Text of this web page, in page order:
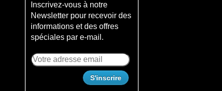
Inscrivez-vous à notre
Newsletter pour recevoir des
informations et des offres
spéciales par e-mail.